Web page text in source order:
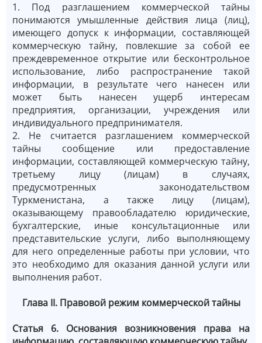
1. Под разглашением коммерческой тайны
понимаются умышленные действия лица (лиц),
имеющего допуск к информации, составляющей
коммерческую тайну, повлекшие за собой ее
преждевременное открытие или бесконтрольное
использование, либо распространение такой
информации, в результате чего нанесен или
может быть нанесен ущерб интересам
предприятия, организации, учреждения или
индивидуального предпринимателя.
2. Не считается разглашением коммерческой
тайны сообщение или предоставление
информации, составляющей коммерческую тайну,
третьему лицу (лицам) в случаях,
предусмотренных законодательством
Туркменистана, а также лицу (лицам),
оказывающему правообладателю юридические,
бухгалтерские, иные консультационные или
представительские услуги, либо выполняющему
для него определенные работы при условии, что
это необходимо для оказания данной услуги или
выполнения работ.
Глава II. Правовой режим коммерческой тайны
Статья 6. Основания возникновения права на